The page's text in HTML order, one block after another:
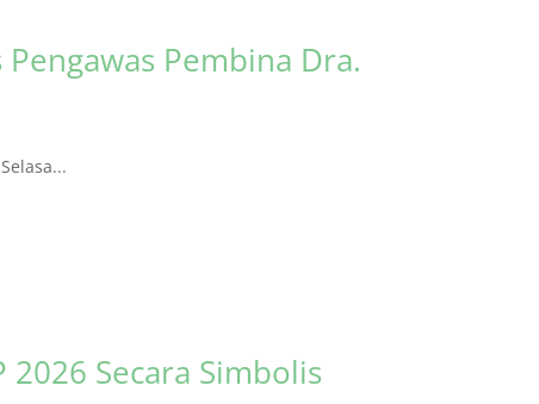
Pembina Dra.
Secara Simbolis